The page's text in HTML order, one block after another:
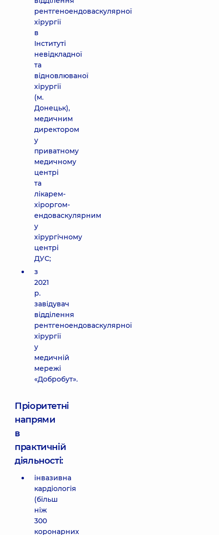
рентгеноендоваскулярної
хірургії
в
Інституті
невідкладної
та
відновлюваної
хірургії
(м.
Донецьк),
медичним
директором
у
приватному
медичному
центрі
та
лікарем-
хіроргом-
ендоваскулярним
у
хірургічному
центрі
ДУС;
з
2021
р.
завідувач
відділення
рентгеноендоваскулярної
хірургії
у
медичній
мережі
«Добробут».
Пріоритетні
напрями
в
практичній
діяльності:
інвазивна
кардіологія
(більш
ніж
300
коронарних